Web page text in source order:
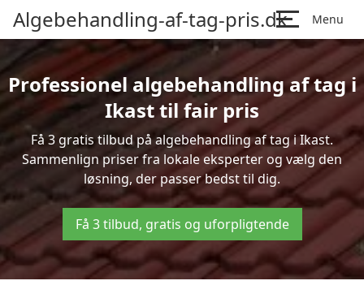
Algebehandling-af-tag-pris.dk Menu
Professionel algebehandling af tag i
Ikast til fair pris
Få 3 gratis tilbud på algebehandling af tag i Ikast.
Sammenlign priser fra lokale eksperter og vælg den
løsning, der passer bedst til dig.
Få 3 tilbud, gratis og uforpligtende